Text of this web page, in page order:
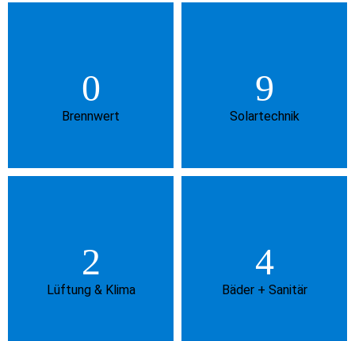
Brennwert Solartechnik
Lüftung & Klima Bäder + Sanitär